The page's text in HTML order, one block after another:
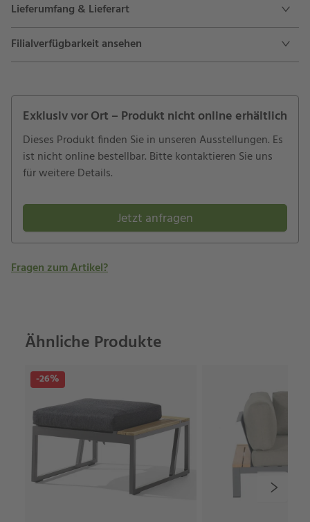
Lieferumfang & Lieferart
Filialverfügbarkeit ansehen
Exklusiv vor Ort – Produkt nicht online erhältlich
Dieses Produkt finden Sie in unseren Ausstellungen. Es
ist nicht online bestellbar. Bitte kontaktieren Sie uns
für weitere Details.
Jetzt anfragen
Fragen zum Artikel?
Ähnliche Produkte
-26%